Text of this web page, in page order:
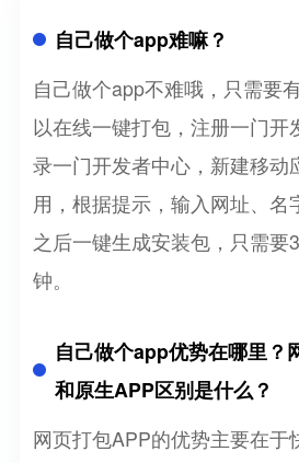
自己做个app难嘛？
自己做个app不难哦，只需要
以在线一键打包，注册一门开
录一门开发者中心，新建移动
用，根据提示，输入网址、名
之后一键生成安装包，只需要
钟。
自己做个app优势在哪里？
和原生APP区别是什么？
网页打包APP的优势主要在于